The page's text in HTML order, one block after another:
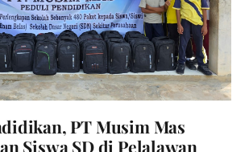
PT Musim Mas
Siswa SD di Pelalawan